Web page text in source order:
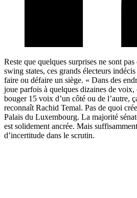
Reste que quelques surprises ne sont
swing states, ces grands électeurs
faire ou défaire un siège. « Dans des
joue parfois à quelques dizaines de voix,
bouger 15 voix d’un côté ou de l’autre,
reconnaît Rachid Temal. Pas de quoi
Palais du Luxembourg. La majorité
est solidement ancrée. Mais
d’incertitude dans le scrutin.